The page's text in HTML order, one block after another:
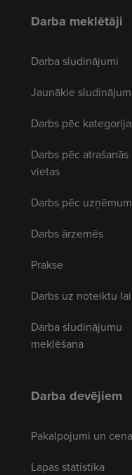
Darba meklētāji
Darba sludinājumi
Jaunākie
Darbs pēc
Darbs pēc atrašanās
vietas
Darbs pēc
Darbs ārzemēs
Prakse
Darbs uz noteiktu
Darba sludinājumu
meklēšana
Darba devējiem
Pakalpojumi un
Lapas statistika